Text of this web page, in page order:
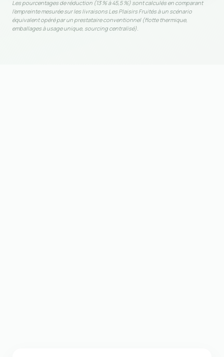
Les pourcentages de réduction (13 % à 45,5 %) sont calculés en comparant
l'empreinte mesurée sur les livraisons Les Plaisirs Fruités à un scénario
équivalent opéré par un prestataire conventionnel (flotte thermique,
emballages à usage unique, sourcing centralisé).